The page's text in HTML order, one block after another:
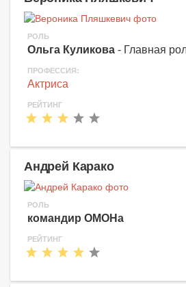
РОЛЬ
Ольга Куликова - Главная
ПРОФЕССИЯ:
Актриса
РЕЙТИНГ
Андрей Карако
РОЛЬ
командир ОМОНа
РЕЙТИНГ